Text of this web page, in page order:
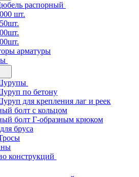
распорный
шт.
арматуры
по бетону
для крепления лаг и реек
болт с кольцом
болт Г-образным крюком
бруса
конструкций